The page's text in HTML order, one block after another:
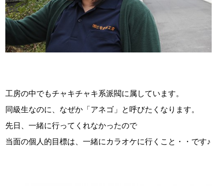
工房の中でもチャキチャキ系派閥に属しています。
同級生なのに、なぜか「アネゴ」と呼びたくなります。
先日、一緒に行ってくれなかったので
当面の個人的目標は、一緒にカラオケに行くこと・・です♪